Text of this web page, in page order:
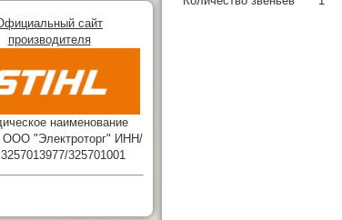
сайт
производителя
наименование
ООО "Электроторг" ИНН/
325701001